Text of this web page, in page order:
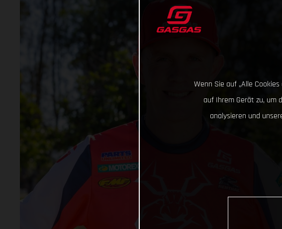
Wenn Sie auf „Alle
auf Ihrem Gerät zu, um
analysieren und